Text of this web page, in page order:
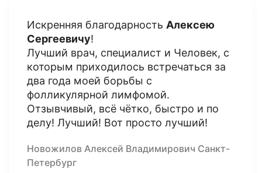
Искренняя благодарность Алексею
Сергеевичу!
Лучший врач, специалист и Человек, с
которым приходилось встречаться за
два года моей борьбы с
фолликулярной лимфомой.
Отзывчивый, всё чётко, быстро и по
делу! Лучший! Вот просто лучший!
Новожилов Алексей Владимирович Санкт-
Петербург